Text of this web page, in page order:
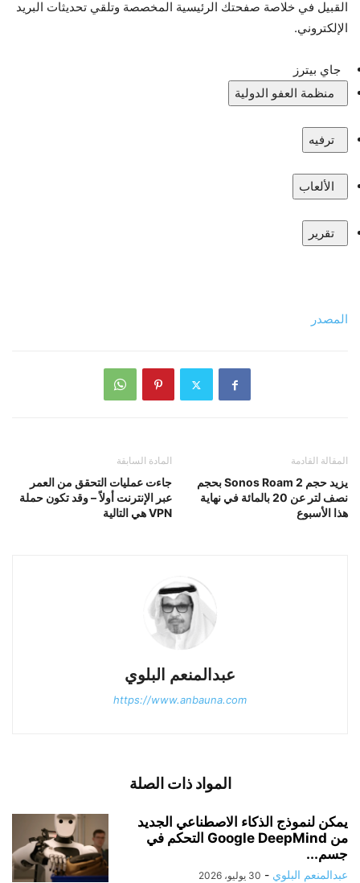
القبيل في خلاصة صفحتك الرئيسية المخصصة وتلقي تحديثات البريد
الإلكتروني.
جاي بيترز
منظمة العفو الدولية
ترفيه
الألعاب
تقرير
المصدر
المادة السابقة
جاءت عمليات التحقق من العمر
عبر الإنترنت أولاً – وقد تكون حملة
VPN هي التالية
المقالة القادمة
يزيد حجم Sonos Roam 2 بحجم
نصف لتر عن 20 بالمائة في نهاية
هذا الأسبوع
عبدالمنعم البلوي
https://www.anbauna.com
المواد ذات الصلة
يمكن لنموذج الذكاء الاصطناعي الجديد
من Google DeepMind التحكم في
جسم...
عبدالمنعم البلوي - 30 يوليو، 2026